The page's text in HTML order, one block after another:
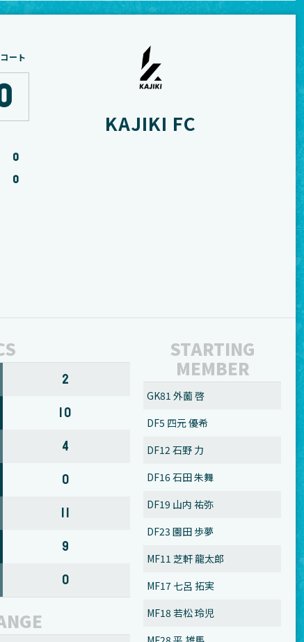
ート
KAJIKI FC
0
0
2
10
4
0
11
9
0
STARTING
MEMBER
GK81 外薗 啓
DF5 四元 優希
DF12 石野 力
DF16 石田 朱舞
DF19 山内 祐弥
DF23 園田 歩夢
MF11 芝軒 龍太郎
MF17 七呂 拓実
MF18 若松 玲児